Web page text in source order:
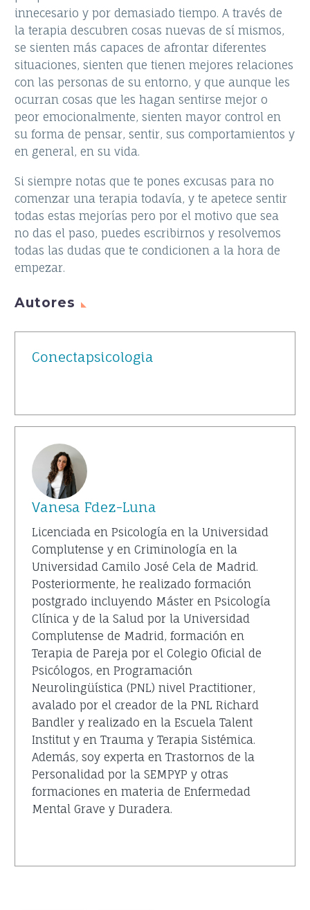
innecesario y por demasiado tiempo. A través de
la terapia descubren cosas nuevas de sí mismos,
se sienten más capaces de afrontar diferentes
situaciones, sienten que tienen mejores relaciones
con las personas de su entorno, y que aunque les
ocurran cosas que les hagan sentirse mejor o
peor emocionalmente, sienten mayor control en
su forma de pensar, sentir, sus comportamientos y
en general, en su vida.
Si siempre notas que te pones excusas para no
comenzar una terapia todavía, y te apetece sentir
todas estas mejorías pero por el motivo que sea
no das el paso, puedes escribirnos y resolvemos
todas las dudas que te condicionen a la hora de
empezar.
Autores
Conectapsicologia
Vanesa Fdez-Luna
Licenciada en Psicología en la Universidad
Complutense y en Criminología en la
Universidad Camilo José Cela de Madrid.
Posteriormente, he realizado formación
postgrado incluyendo Máster en Psicología
Clínica y de la Salud por la Universidad
Complutense de Madrid, formación en
Terapia de Pareja por el Colegio Oficial de
Psicólogos, en Programación
Neurolingüística (PNL) nivel Practitioner,
avalado por el creador de la PNL Richard
Bandler y realizado en la Escuela Talent
Institut y en Trauma y Terapia Sistémica.
Además, soy experta en Trastornos de la
Personalidad por la SEMPYP y otras
formaciones en materia de Enfermedad
Mental Grave y Duradera.